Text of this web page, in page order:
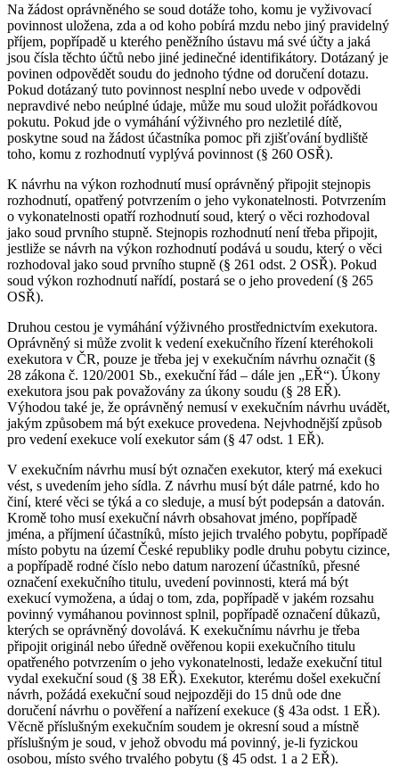
Na žádost oprávněného se soud dotáže toho, komu je vyživovací
povinnost uložena, zda a od koho pobírá mzdu nebo jiný pravidelný
příjem, popřípadě u kterého peněžního ústavu má své účty a jaká
jsou čísla těchto účtů nebo jiné jedinečné identifikátory. Dotázaný je
povinen odpovědět soudu do jednoho týdne od doručení dotazu.
Pokud dotázaný tuto povinnost nesplní nebo uvede v odpovědi
nepravdivé nebo neúplné údaje, může mu soud uložit pořádkovou
pokutu. Pokud jde o vymáhání výživného pro nezletilé dítě,
poskytne soud na žádost účastníka pomoc při zjišťování bydliště
toho, komu z rozhodnutí vyplývá povinnost (§ 260 OSŘ).
K návrhu na výkon rozhodnutí musí oprávněný připojit stejnopis
rozhodnutí, opatřený potvrzením o jeho vykonatelnosti. Potvrzením
o vykonatelnosti opatří rozhodnutí soud, který o věci rozhodoval
jako soud prvního stupně. Stejnopis rozhodnutí není třeba připojit,
jestliže se návrh na výkon rozhodnutí podává u soudu, který o věci
rozhodoval jako soud prvního stupně (§ 261 odst. 2 OSŘ). Pokud
soud výkon rozhodnutí nařídí, postará se o jeho provedení (§ 265
OSŘ).
Druhou cestou je vymáhání výživného prostřednictvím exekutora.
Oprávněný si může zvolit k vedení exekučního řízení kteréhokoli
exekutora v ČR, pouze je třeba jej v exekučním návrhu označit (§
28 zákona č. 120/2001 Sb., exekuční řád – dále jen „EŘ“). Úkony
exekutora jsou pak považovány za úkony soudu (§ 28 EŘ).
Výhodou také je, že oprávněný nemusí v exekučním návrhu uvádět,
jakým způsobem má být exekuce provedena. Nejvhodnější způsob
pro vedení exekuce volí exekutor sám (§ 47 odst. 1 EŘ).
V exekučním návrhu musí být označen exekutor, který má exekuci
vést, s uvedením jeho sídla. Z návrhu musí být dále patrné, kdo ho
činí, které věci se týká a co sleduje, a musí být podepsán a datován.
Kromě toho musí exekuční návrh obsahovat jméno, popřípadě
jména, a příjmení účastníků, místo jejich trvalého pobytu, popřípadě
místo pobytu na území České republiky podle druhu pobytu cizince,
a popřípadě rodné číslo nebo datum narození účastníků, přesné
označení exekučního titulu, uvedení povinnosti, která má být
exekucí vymožena, a údaj o tom, zda, popřípadě v jakém rozsahu
povinný vymáhanou povinnost splnil, popřípadě označení důkazů,
kterých se oprávněný dovolává. K exekučnímu návrhu je třeba
připojit originál nebo úředně ověřenou kopii exekučního titulu
opatřeného potvrzením o jeho vykonatelnosti, ledaže exekuční titul
vydal exekuční soud (§ 38 EŘ). Exekutor, kterému došel exekuční
návrh, požádá exekuční soud nejpozději do 15 dnů ode dne
doručení návrhu o pověření a nařízení exekuce (§ 43a odst. 1 EŘ).
Věcně příslušným exekučním soudem je okresní soud a místně
příslušným je soud, v jehož obvodu má povinný, je-li fyzickou
osobou, místo svého trvalého pobytu (§ 45 odst. 1 a 2 EŘ).